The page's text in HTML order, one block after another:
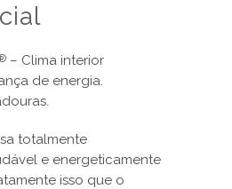
– Clima interior
de energia.
totalmente
e energeticamente
isso que o